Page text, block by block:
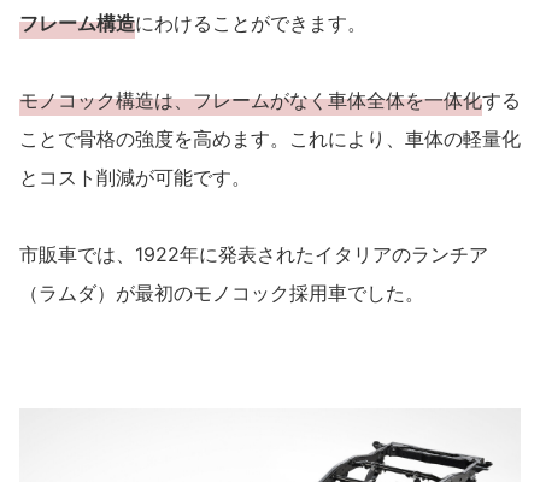
フレーム構造にわけることができます。
モノコック構造は、フレームがなく車体全体を一体化する
ことで骨格の強度を高めます。これにより、車体の軽量化
とコスト削減が可能です。
市販車では、1922年に発表されたイタリアのランチア
（ラムダ）が最初のモノコック採用車でした。